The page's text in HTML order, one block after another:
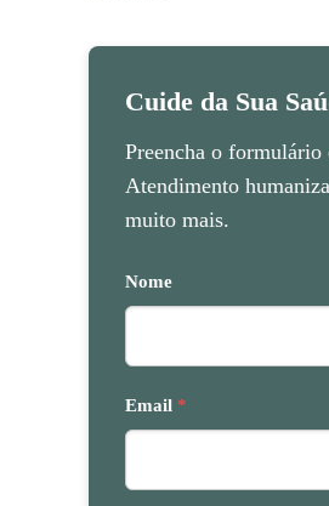
Cuide da Sua
Preencha o formulário
Atendimento
muito mais.
Nome
Email *